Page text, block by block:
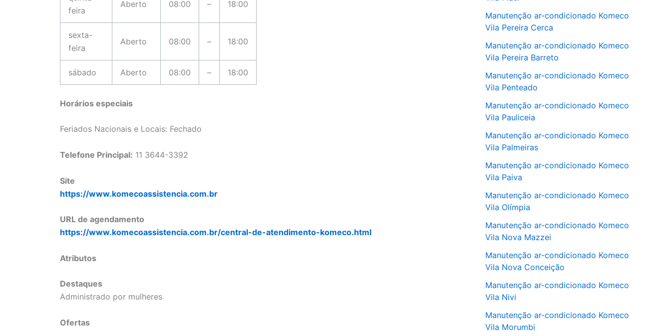
feira
Aberto 08:00 – 18:00
sexta-
feira
Aberto 08:00 – 18:00
sábado Aberto 08:00 – 18:00
Horários especiais
Feriados Nacionais e Locais: Fechado
Telefone Principal: 11 3644-3392
Site
https://www.komecoassistencia.com.br
URL de agendamento
https://www.komecoassistencia.com.br/central-de-atendimento-komeco.html
Atributos
Destaques
Administrado por mulheres
Ofertas
Manutenção ar-condicionado Komeco
Vila Pereira Cerca
Manutenção ar-condicionado Komeco
Vila Pereira Barreto
Manutenção ar-condicionado Komeco
Vila Penteado
Manutenção ar-condicionado Komeco
Vila Pauliceia
Manutenção ar-condicionado Komeco
Vila Palmeiras
Manutenção ar-condicionado Komeco
Vila Paiva
Manutenção ar-condicionado Komeco
Vila Olímpia
Manutenção ar-condicionado Komeco
Vila Nova Mazzei
Manutenção ar-condicionado Komeco
Vila Nova Conceição
Manutenção ar-condicionado Komeco
Vila Nivi
Manutenção ar-condicionado Komeco
Vila Morumbi